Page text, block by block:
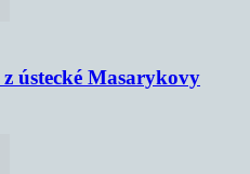
ústecké Masarykovy